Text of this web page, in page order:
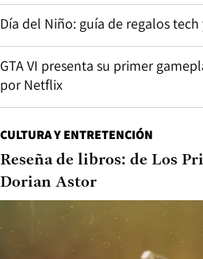
Día del Niño: guía de regalos
GTA VI presenta su primer
por Netflix
CULTURA Y ENTRETENCIÓN
Reseña de libros: de Los
Dorian Astor